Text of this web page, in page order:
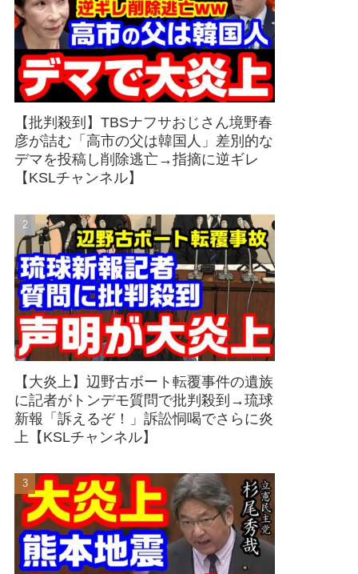
【批判殺到】TBSナフサおじさん境野春
彦が詰む「高市の父は韓国人」差別的な
デマを投稿し削除逃亡→指摘に逆ギレ
【KSLチャンネル】
【大炎上】辺野古ボート転覆事件の遺族
に記者がトンデモ質問で批判殺到→琉球
新報「訴えるぞ！」訴訟恫喝でさらに炎
上【KSLチャンネル】